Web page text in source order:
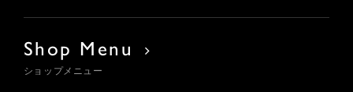
Shop Menu
ショップメニュー